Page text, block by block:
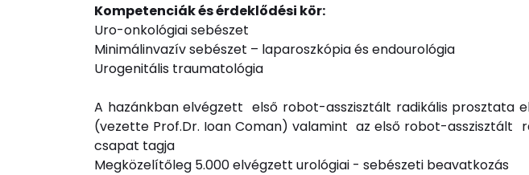
Kompetenciák és érdeklődési kör:
Uro-onkológiai sebészet
Minimálinvazív sebészet – laparoszkópia és endourológia
Urogenitális traumatológia
A hazánkban elvégzett első robot-asszisztált radikális prosztata
(vezette Prof.Dr. Ioan Coman) valamint az első robot-asszisztált
csapat tagja
Megközelítőleg 5.000 elvégzett urológiai - sebészeti beavatkozás